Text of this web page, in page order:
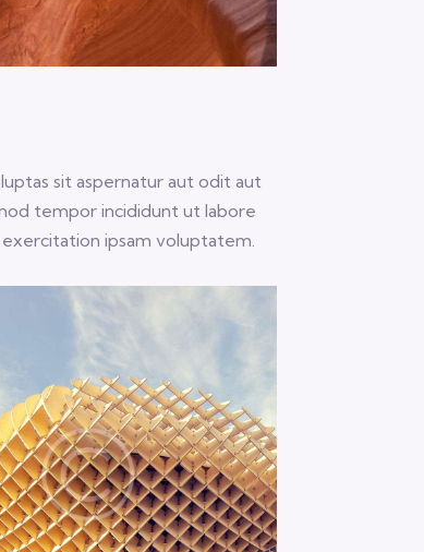
sit aspernatur aut odit aut
tempor incididunt ut labore
ipsam voluptatem.